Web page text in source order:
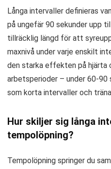
Långa intervaller definieras
på ungefär 90 sekunder upp
tillräcklig längd för att
maxnivå under varje enskilt
den starka effekten på hjärta
arbetsperioder – under 60-90
som korta intervaller och
Hur skiljer sig långa
tempolöpning?
Tempolöpning springer du